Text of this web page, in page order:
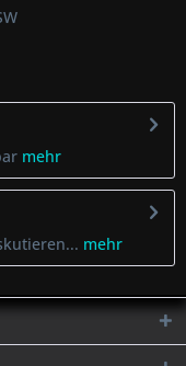
mehr
mehr